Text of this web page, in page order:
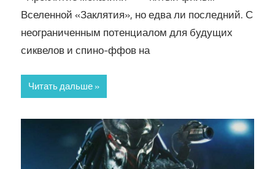
Вселенной «Заклятия», но едва ли последний. С
неограниченным потенциалом для будущих
сиквелов и спино-ффов на
Читать дальше